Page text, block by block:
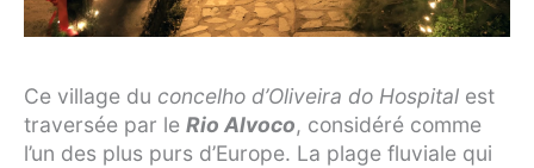
Ce village du concelho d’Oliveira do Hospital est
traversée par le Rio Alvoco, considéré comme
l’un des plus purs d’Europe. La plage fluviale qui